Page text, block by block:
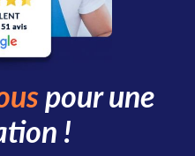
pour une
!